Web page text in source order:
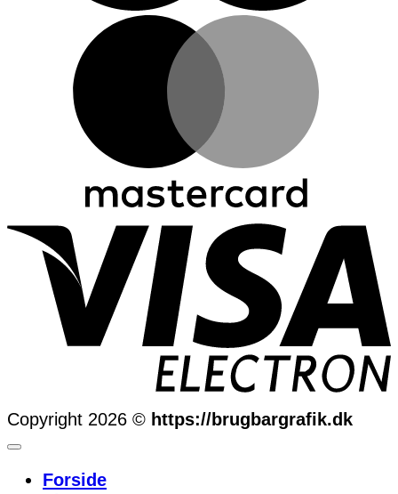
Copyright 2026 © https://brugbargrafik.dk
Forside